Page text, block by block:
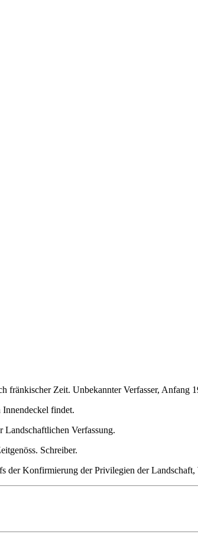
fränkischer Zeit. Unbekannter Verfasser, Anfang
findet.
Verfassung.
Schreiber.
der Konfirmierung der Privilegien der